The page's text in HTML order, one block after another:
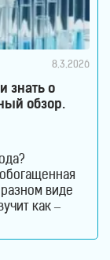
8.3.2026
знать о
обзор.
виде
как –
химическую